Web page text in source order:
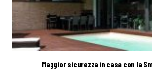
Maggior sicurezza in casa con la